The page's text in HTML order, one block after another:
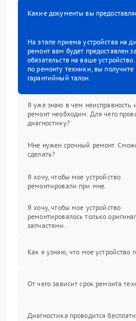
Какие документы вы
На этапе приема устройства на
ремонт вам будет предоставлен
обязательств на ваше
по ремонту техники, вы
гарантийный талон.
Я уже знаю в чем неисправность
ремонт необходим. Для чего
диагностику?
Мне нужен срочный ремонт.
сделать?
Я хочу, чтобы мое устройство
ремонтировали при мне.
Я хочу, чтобы мое устройство
ремонтировалось только
запчастями.
Как я узнаю, что мое устройство
От чего зависит срок ремонта
Диагностика проводится